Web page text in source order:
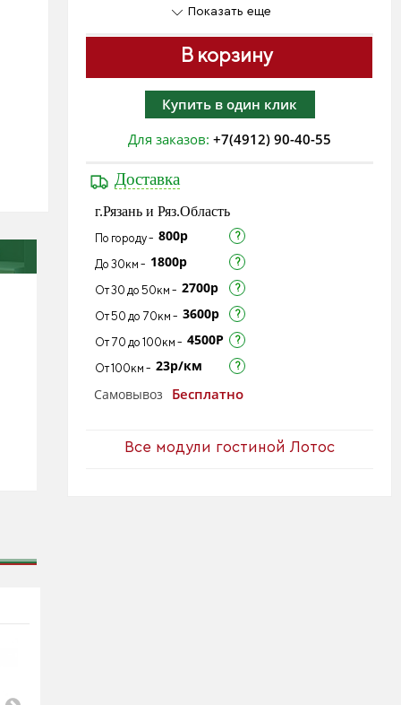
В корзину
Купить в один клик
Показать еще
Для заказов:+7(4912) 90-40-55
Доставка
г.Рязань и Ряз.Область
По городу - 800р
До 30км - 1800р
От 30 до 50км - 2700р
От 50 до 70км - 3600р
От 70 до 100км - 4500Р
От 100км - 23р/км
Самовывоз
Бесплатно
Все модули гостиной Лотос